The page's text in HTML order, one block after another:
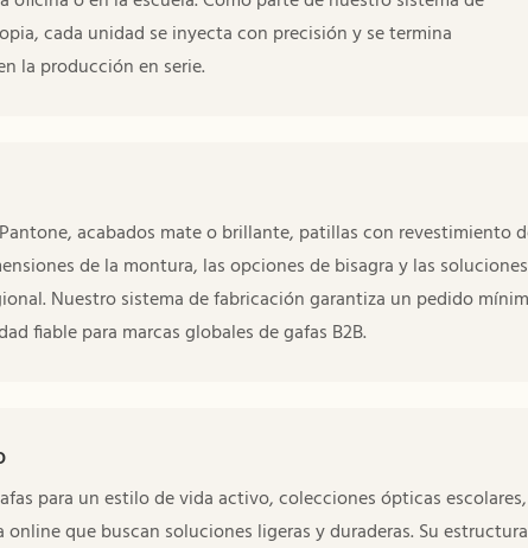
cada unidad se inyecta con precisión y se termina
la producción en serie.
acabados mate o brillante, patillas con revestimiento
de la montura, las opciones de bisagra y las
Nuestro sistema de fabricación garantiza un pedido
fiable para marcas globales de gafas B2B.
para un estilo de vida activo, colecciones ópticas escolares,
que buscan soluciones ligeras y duraderas. Su estructura